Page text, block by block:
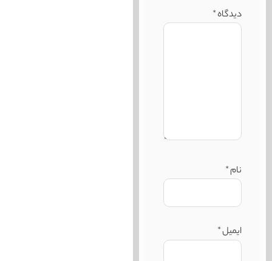
دیدگاه*
نام*
ایمیل*